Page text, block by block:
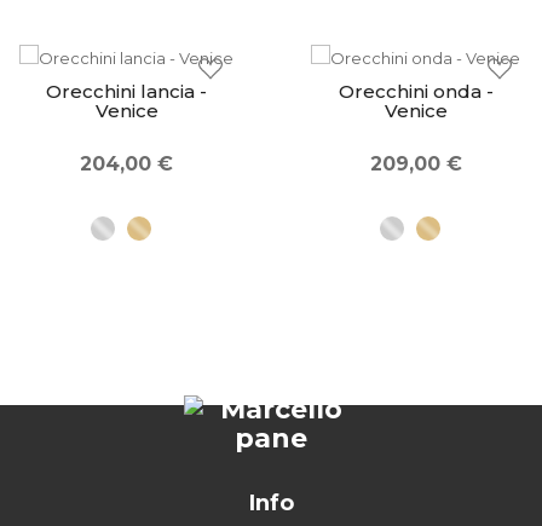
Orecchini lancia -
Venice
204,00 €
Orecchini onda -
Venice
209,00 €
Info